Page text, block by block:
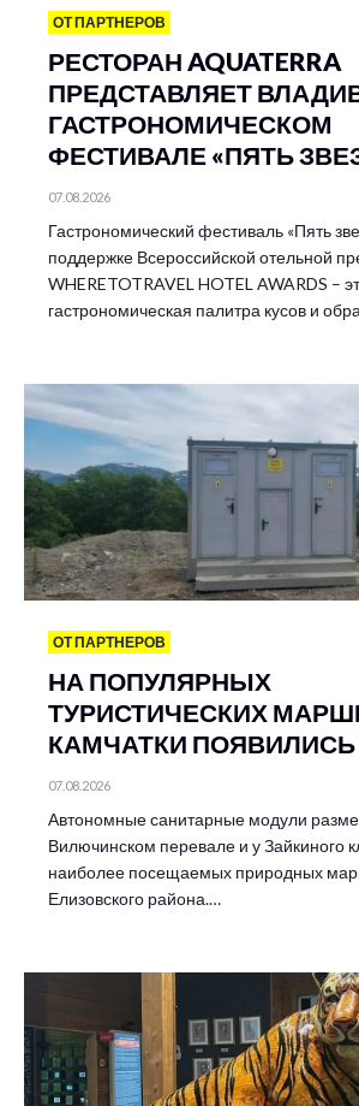
ОТ ПАРТНЕРОВ
РЕСТОРАН AQUATERRA
ПРЕДСТАВЛЯЕТ
ГАСТРОНОМИЧЕСКОМ
ФЕСТИВАЛЕ «ПЯТЬ
07.08.2026
Гастрономический фестиваль «Пять
поддержке Всероссийской отельной
WHERETOTRAVEL HOTEL AWARDS –
гастрономическая палитра кусов и
ОТ ПАРТНЕРОВ
НА ПОПУЛЯРНЫХ
ТУРИСТИЧЕСКИХ
КАМЧАТКИ
07.08.2026
Автономные санитарные модули
Вилючинском перевале и у Зайкиного
наиболее посещаемых природных
Елизовского района.…